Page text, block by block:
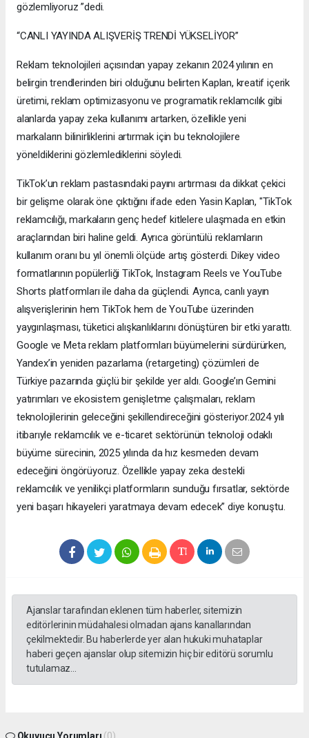
gözlemliyoruz ”dedi.
“CANLI YAYINDA ALIŞVERİŞ TRENDİ YÜKSELİYOR”
Reklam teknolojileri açısından yapay zekanın 2024 yılının en
belirgin trendlerinden biri olduğunu belirten Kaplan, kreatif içerik
üretimi, reklam optimizasyonu ve programatik reklamcılık gibi
alanlarda yapay zeka kullanımı artarken, özellikle yeni
markaların bilinirliklerini artırmak için bu teknolojilere
yöneldiklerini gözlemlediklerini söyledi.
TikTok’un reklam pastasındaki payını artırması da dikkat çekici
bir gelişme olarak öne çıktığını ifade eden Yasin Kaplan, "TikTok
reklamcılığı, markaların genç hedef kitlelere ulaşmada en etkin
araçlarından biri haline geldi. Ayrıca görüntülü reklamların
kullanım oranı bu yıl önemli ölçüde artış gösterdi. Dikey video
formatlarının popülerliği TikTok, Instagram Reels ve YouTube
Shorts platformları ile daha da güçlendi. Ayrıca, canlı yayın
alışverişlerinin hem TikTok hem de YouTube üzerinden
yaygınlaşması, tüketici alışkanlıklarını dönüştüren bir etki yarattı.
Google ve Meta reklam platformları büyümelerini sürdürürken,
Yandex’in yeniden pazarlama (retargeting) çözümleri de
Türkiye pazarında güçlü bir şekilde yer aldı. Google’ın Gemini
yatırımları ve ekosistem genişletme çalışmaları, reklam
teknolojilerinin geleceğini şekillendireceğini gösteriyor.2024 yılı
itibarıyle reklamcılık ve e-ticaret sektörünün teknoloji odaklı
büyüme sürecinin, 2025 yılında da hız kesmeden devam
edeceğini öngörüyoruz. Özellikle yapay zeka destekli
reklamcılık ve yenilikçi platformların sunduğu fırsatlar, sektörde
yeni başarı hikayeleri yaratmaya devam edecek” diye konuştu.
Ajanslar tarafından eklenen tüm haberler, sitemizin
editörlerinin müdahalesi olmadan ajans kanallarından
çekilmektedir. Bu haberlerde yer alan hukuki muhataplar
haberi geçen ajanslar olup sitemizin hiç bir editörü sorumlu
tutulamaz...